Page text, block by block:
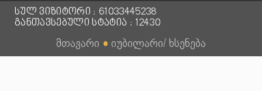
სულ ვიზიტორი : 61033445238
განთავსებული სტატია : 12430
მთავარი ● იუბილარი/ ხსენება